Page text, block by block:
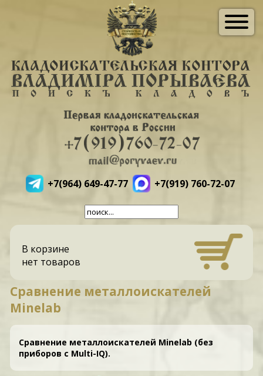
+7(964) 649-47-77 +7(919) 760-72-07
В корзине
нет товаров
Сравнение металлоискателей
Minelab
Сравнение металлоискателей Minelab (без
приборов с Multi-IQ).